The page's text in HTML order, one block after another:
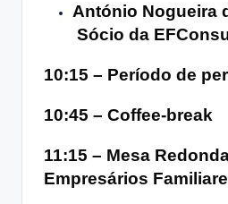
António Nogueira
Sócio da
10:15 – Período de
10:45 – Coffee-break
11:15 – Mesa
Empresários